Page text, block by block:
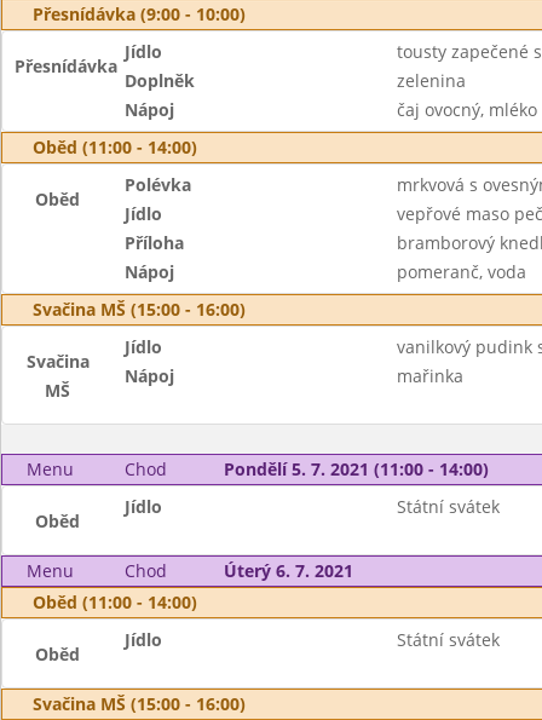
Přesnídávka (9:00 - 10:00)
Přesnídávka
Jídlo
tousty zapečené
Doplněk
zelenina
Nápoj
čaj ovocný, mléko
Oběd (11:00 - 14:00)
Oběd
Polévka
mrkvová s
Jídlo
vepřové maso
Příloha
bramborový
Nápoj
pomeranč, voda
Svačina MŠ (15:00 - 16:00)
Svačina
MŠ
Jídlo
vanilkový pudink
Nápoj
mařinka
Menu Chod Pondělí 5. 7. 2021 (11:00 - 14:00)
Oběd
Jídlo Státní svátek
Menu Chod
Úterý 6. 7. 2021
Oběd (11:00 - 14:00)
Oběd
Jídlo Státní svátek
Svačina MŠ (15:00 - 16:00)